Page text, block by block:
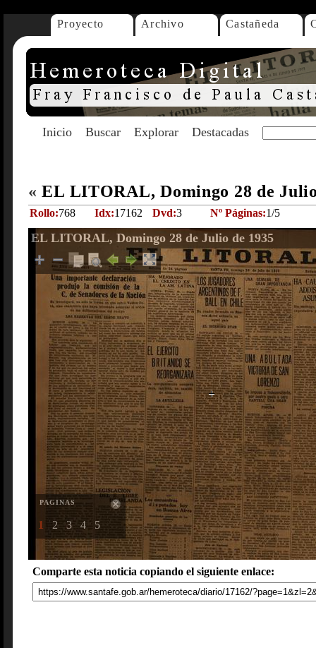
Proyecto Archivo Castañeda
Inicio Buscar Explorar Destacadas
« EL LITORAL, Domingo 28 de
Rollo:768 Idx:17162 Dvd:3 Nº Páginas:1/5
EL LITORAL, Domingo 28 de Julio de 1935
PAGINAS
1 2 3 4 5
Comparte esta noticia copiando el siguiente enlace: